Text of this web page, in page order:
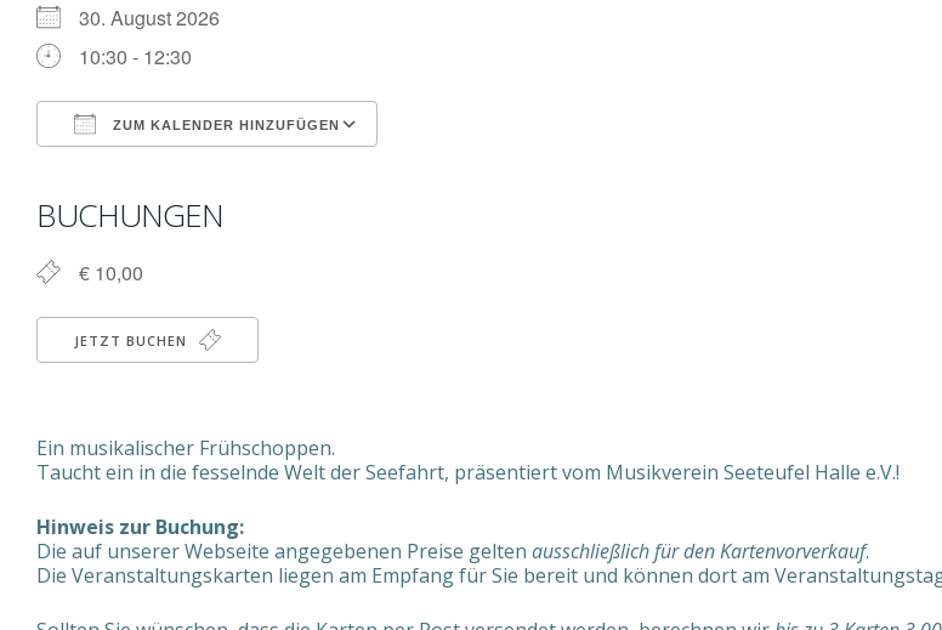
30. August 2026
10:30 - 12:30
ZUM KALENDER HINZUFÜGEN
BUCHUNGEN
€ 10,00
JETZT BUCHEN
Ein musikalischer Frühschoppen.
Taucht ein in die fesselnde Welt der Seefahrt, präsentiert vom Musikverein Seeteufel Halle e.V.!
Hinweis zur Buchung:
Die auf unserer Webseite angegebenen Preise gelten ausschließlich für den Kartenvorverkauf.
Die Veranstaltungskarten liegen am Empfang für Sie bereit und können dort am